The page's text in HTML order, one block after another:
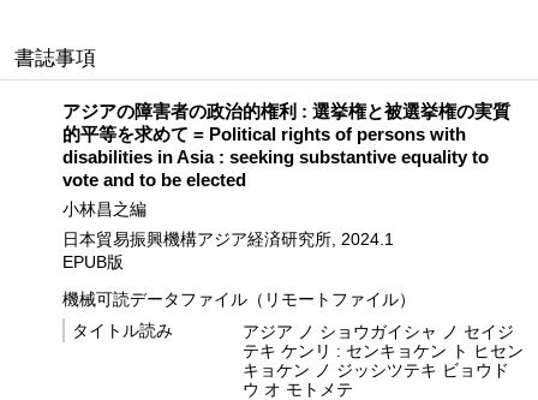
書誌事項
アジアの障害者の政治的権利 : 選挙権と被選挙権の実質
的平等を求めて = Political rights of persons with
disabilities in Asia : seeking substantive equality to
vote and to be elected
小林昌之編
日本貿易振興機構アジア経済研究所, 2024.1
EPUB版
機械可読データファイル（リモートファイル）
タイトル読み
アジア ノ ショウガイシャ ノ セイジ
テキ ケンリ : センキョケン ト ヒセン
キョケン ノ ジッシツテキ ビョウド
ウ オ モトメテ